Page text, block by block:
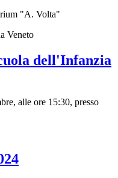
"A. Volta"
dell'Infanzia
alle ore 15:30, presso